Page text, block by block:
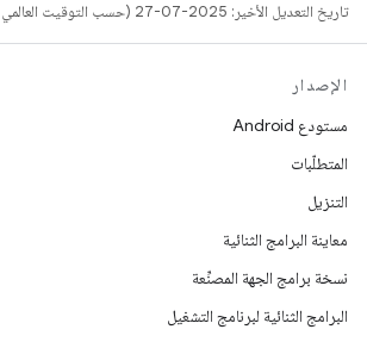
تاريخ التعديل الأخير: 2025-07-27 (حسب التوقيت العالمي المتفَّق عليه)
الإصدار
مستودع Android
المتطلّبات
التنزيل
معاينة البرامج الثنائية
نسخة برامج الجهة المصنِّعة
البرامج الثنائية لبرنامج التشغيل